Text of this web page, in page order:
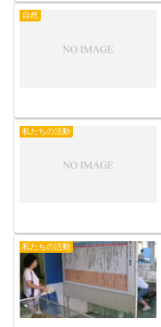
自然
私たちの活動
私たちの活動